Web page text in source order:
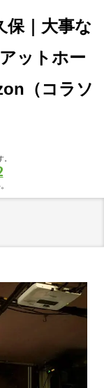
保｜大事な
ットホー
（コラソ